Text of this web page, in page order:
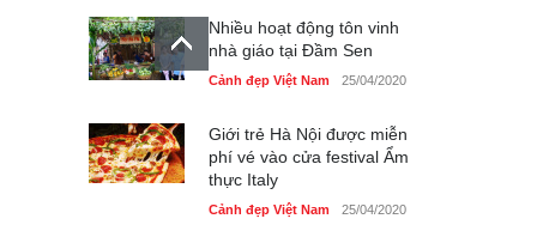
Nhiều hoạt động tôn vinh
nhà giáo tại Đầm Sen
Cảnh đẹp Việt Nam 25/04/2020
Giới trẻ Hà Nội được miễn
phí vé vào cửa festival Ẩm
thực Italy
Cảnh đẹp Việt Nam 25/04/2020